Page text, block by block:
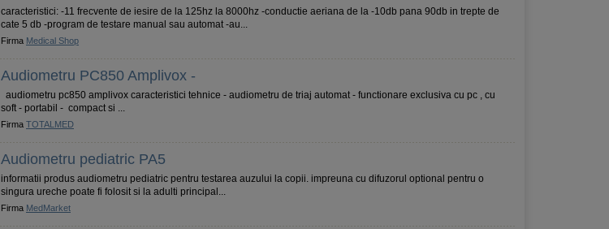
caracteristici: -11 frecvente de iesire de la 125hz la 8000hz -conductie aeriana de la -10db pana 90db in trepte de
cate 5 db -program de testare manual sau automat -au...
Firma Medical Shop
Audiometru PC850 Amplivox -
audiometru pc850 amplivox caracteristici tehnice - audiometru de triaj automat - functionare exclusiva cu pc , cu
soft - portabil - compact si ...
Firma TOTALMED
Audiometru pediatric PA5
informatii produs audiometru pediatric pentru testarea auzului la copii. impreuna cu difuzorul optional pentru o
singura ureche poate fi folosit si la adulti principal...
Firma MedMarket